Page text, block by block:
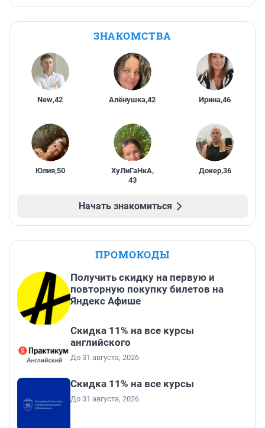
ЗНАКОМСТВА
New,42 Алёнушка,42 Ирина,46
Юлия,50 ХуЛиГаНкА,
43
Докер,36
Начать знакомиться
ПРОМОКОДЫ
Получить скидку на первую и
повторную покупку билетов на
Яндекс Афише
Скидка 11% на все курсы
английского
До 31 августа, 2026
Скидка 11% на все курсы
До 31 августа, 2026